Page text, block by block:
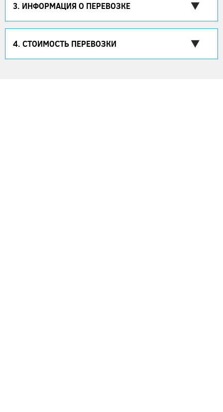
3. ИНФОРМАЦИЯ О ПЕРЕВОЗКЕ
4. СТОИМОСТЬ ПЕРЕВОЗКИ